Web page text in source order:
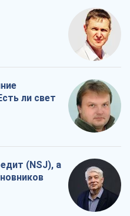
ли свет
(NSJ), а